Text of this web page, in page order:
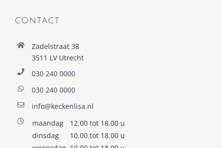
CONTACT
Zadelstraat 38
3511 LV Utrecht
030 240 0000
030 240 0000
info@keckenlisa.nl
maandag
12.00 tot 18.00 u
dinsdag
10.00 tot 18.00 u